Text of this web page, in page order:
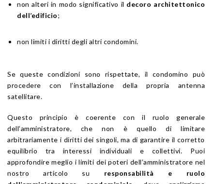
non alteri in modo significativo il decoro architettonico
dell’edificio;
non limiti i diritti degli altri condomini.
Se queste condizioni sono rispettate, il condomino può
procedere con l’installazione della propria antenna
satellitare.
Questo principio è coerente con il ruolo generale
dell’amministratore, che non è quello di limitare
arbitrariamente i diritti dei singoli, ma di garantire il corretto
equilibrio tra interessi individuali e collettivi. Puoi
approfondire meglio i limiti dei poteri dell’amministratore nel
nostro articolo su responsabilità e ruolo